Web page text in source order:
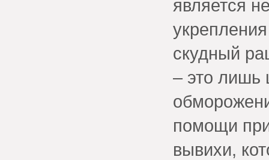
является
скудный
– это лишь
помощи
вывихи,